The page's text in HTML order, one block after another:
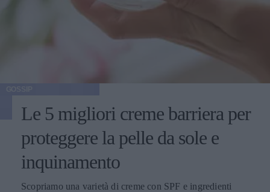
Le 5 migliori creme barriera per
proteggere la pelle da sole e
inquinamento
Scopriamo una varietà di creme con SPF e ingredienti